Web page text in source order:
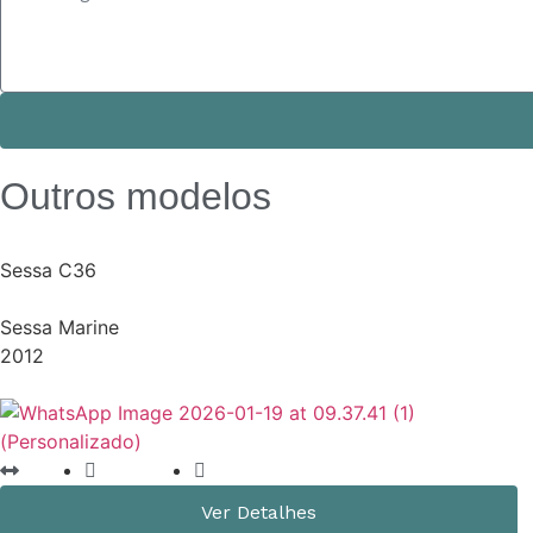
Outros modelos
Sessa C36
Sessa Marine
2012
36 Pés 750 horas
Ver Detalhes